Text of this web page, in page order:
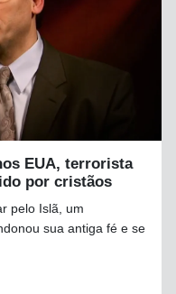
EUA, terrorista
por cristãos
pelo Islã, um
sua antiga fé e se